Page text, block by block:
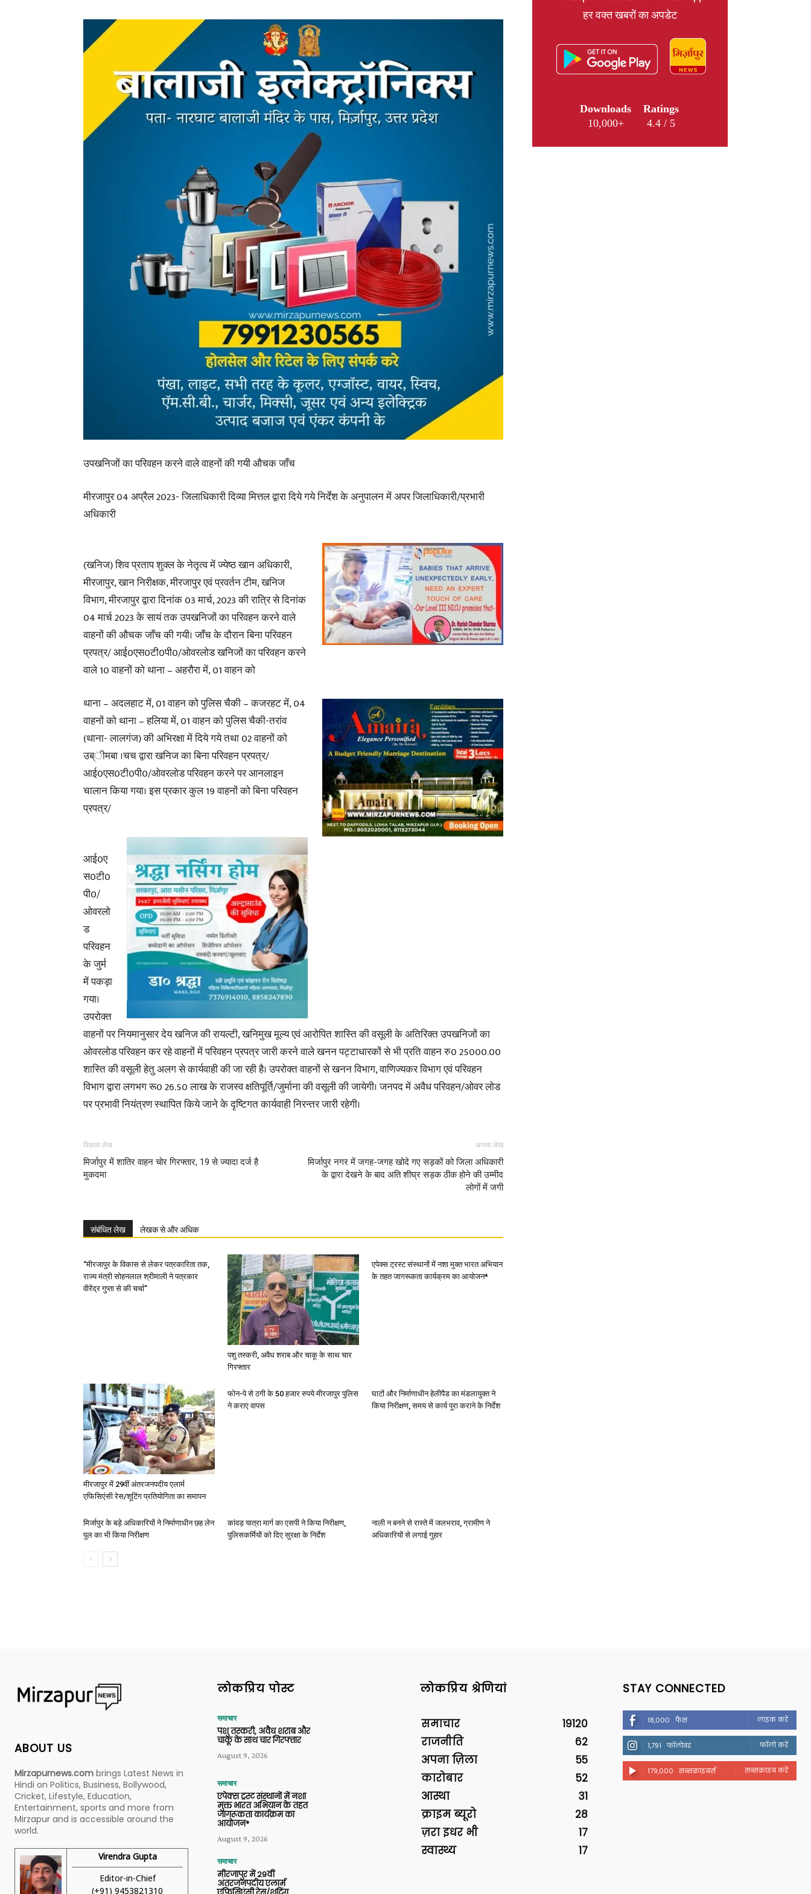
News,
News
in
Hindi,
News
Paper
उपखनिजों का परिवहन करने वाले वाहनों की गयी औचक जाँच
मीरजापुर 04 अप्रैल 2023- जिलाधिकारी दिव्या मित्तल द्वारा दिये गये निर्देश के अनुपालन में अपर जिलाधिकारी/प्रभारी
अधिकारी
(खनिज) शिव प्रताप शुक्ल के नेतृत्व में ज्येष्ठ खान अधिकारी,
मीरजापुर, खान निरीक्षक, मीरजापुर एवं प्रवर्तन टीम, खनिज
विभाग, मीरजापुर द्वारा दिनांक 03 मार्च, 2023 की रात्रि से दिनांक
04 मार्च 2023 के सायं तक उपखनिजों का परिवहन करने वाले
वाहनों की औचक जाँच की गयी। जाँच के दौरान बिना परिवहन
प्रपत्र/ आई0एस0टी0पी0/ओवरलोड खनिजों का परिवहन करने
वाले 10 वाहनों को थाना – अहरौरा में, 01 वाहन को
थाना – अदलहाट में, 01 वाहन को पुलिस चैकी – कजरहट में, 04
वाहनों को थाना – हलिया में, 01 वाहन को पुलिस चैकी-तरांव
(थाना- लालगंज) की अभिरक्षा में दिये गये तथा 02 वाहनों को
उब्ीमबा ।चच द्वारा खनिज का बिना परिवहन प्रपत्र/
आई0एस0टी0पी0/ओवरलोड परिवहन करने पर आनलाइन
चालान किया गया। इस प्रकार कुल 19 वाहनों को बिना परिवहन
प्रपत्र/
आई0ए
स0टी0
पी0/
ओवरलो
ड
परिवहन
के जुर्म
में पकड़ा
गया।
उपरोक्त
वाहनों पर नियमानुसार देय खनिज की रायल्टी, खनिमुख मूल्य एवं आरोपित शास्ति की वसूली के अतिरिक्त उपखनिजों का
ओवरलोड परिवहन कर रहे वाहनों में परिवहन प्रपत्र जारी करने वाले खनन पट्टाधारकों से भी प्रति वाहन रु0 25000.00
शास्ति की वसूली हेतु अलग से कार्यवाही की जा रही है। उपरोक्त वाहनों से खनन विभाग, वाणिज्यकर विभाग एवं परिवहन
विभाग द्वारा लगभग रू0 26.50 लाख के राजस्व क्षतिपूर्ति/जुर्माना की वसूली की जायेगी। जनपद में अवैध परिवहन/ओवर लोड
पर प्रभावी नियंत्रण स्थापित किये जाने के दृष्टिगत कार्यवाही निरन्तर जारी रहेगी।
पिछला लेख
मिर्जापुर में शातिर वाहन चोर गिरफ्तार, 19 से ज्यादा दर्ज है
मुकदमा
अगला लेख
मिर्जापुर नगर में जगह-जगह खोदे गए सड़कों को जिला अधिकारी
के द्वारा देखने के बाद अति शीघ्र सड़क ठीक होने की उम्मीद
लोगों में जगी
संबंधित लेख लेखक से और अधिक
“मीरजापुर के विकास से लेकर पत्रकारिता तक,
राज्य मंत्री सोहनलाल श्रीमाली ने पत्रकार
वीरेंद्र गुप्ता से की चर्चा”
पशु तस्करी, अवैध शराब और चाकू के साथ चार
गिरफ्तार
एपेक्स ट्रस्ट संस्थानों में नशा मुक्त भारत अभियान
के तहत जागरूकता कार्यक्रम का आयोजन*
मीरजापुर में 29वीं अंतरजनपदीय एलार्म
एफिसिएंसी रेस/शूटिंग प्रतियोगिता का समापन
फोन-पे से ठगी के 50 हजार रुपये मीरजापुर पुलिस
ने कराए वापस
घाटों और निर्माणाधीन हेलीपैड का मंडलायुक्त ने
किया निरीक्षण, समय से कार्य पूरा कराने के निर्देश
मिर्जापुर के बड़े अधिकारियों ने निर्माणाधीन छह लेन
पुल का भी किया निरीक्षण
कांवड़ यात्रा मार्ग का एसपी ने किया निरीक्षण,
पुलिसकर्मियों को दिए सुरक्षा के निर्देश
नाली न बनने से रास्ते में जलभराव, ग्रामीण ने
अधिकारियों से लगाई गुहार
हर वक्त खबरों का अपडेट
Downloads
10,000+
Ratings
4.4 / 5
ABOUT US
Mirzapurnews.com brings Latest News in
Hindi on Politics, Business, Bollywood,
Cricket, Lifestyle, Education,
Entertainment, sports and more from
Mirzapur and is accessible around the
world.
Virendra Gupta
Editor-in-Chief
(+91) 9453821310
लोकप्रिय पोस्ट
समाचार
पशु तस्करी, अवैध शराब और
चाकू के साथ चार गिरफ्तार
August 9, 2026
समाचार
एपेक्स ट्रस्ट संस्थानों में नशा
मुक्त भारत अभियान के तहत
जागरूकता कार्यक्रम का
आयोजन*
August 9, 2026
समाचार
मीरजापुर में 29वीं
अंतरजनपदीय एलार्म
लोकप्रिय श्रेणियां
समाचार
19120
राजनीति
62
अपना ज़िला
55
कारोबार
52
आस्था
31
क्राइम ब्यूरो
28
ज़रा इधर भी
17
स्वास्थ्य
17
STAY CONNECTED
18,000 फैंस लाइक करें
1,791 फॉलोवर फॉलो करें
179,000 सब्सक्राइबर्स सब्सक्राइब करें